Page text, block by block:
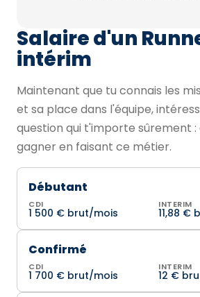
Salaire d'un
intérim
Maintenant que tu connais les
et sa place dans l'équipe,
question qui t'importe sûrement
gagner en faisant ce métier.
Débutant
CDI
1 500 € brut/mois
INTERIM
11,88 €
Confirmé
CDI
1 700 € brut/mois
INTERIM
12 €